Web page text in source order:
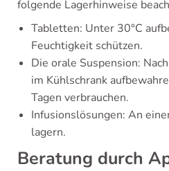
folgende Lagerhinweise
Tabletten: Unter 30°C
Feuchtigkeit schützen.
Die orale Suspension:
im Kühlschrank
Tagen verbrauchen.
Infusionslösungen: An
lagern.
Beratung durch